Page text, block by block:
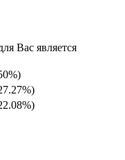
Вас является